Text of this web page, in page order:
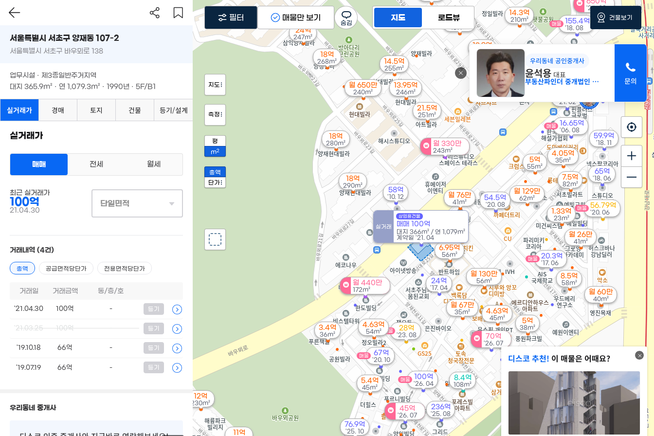
'26. 08
20.3억
'17. 06
매물
70억
'26. 07
1.33억
23m²
45억
'26. 07
67억
'20. 10
매물
월 26만
41m²
월 130만
56m²
16.65억
'06. 08
매물
100억
'26. 04
매물
28억
'23. 08
매물
월 440만
172m²
월 129만
62m²
155.4억
'18. 08
매물
5억
38m²
월 330만
243m²
월 76만
41m²
월 67만
35m²
6.95억
56m²
76.9억
'25. 10
236억
'25. 08
4.63억
54m²
7.5억
82m²
'21. 02
월 60만
40m²
3.4억
36m²
5.4억
45m²
56.79억
'20. 06
매물
24억
247m²
5억
55m²
4.05억
35m²
14.5억
255m²
13.9억
144m²
실거래
상업용건물
매매 100억
대지 366m² / 연 1,079m²
계약일 '21. 04
21.5억
251m²
4.63억
45m²
8.5억
58m²
15.47억
54.5억
'20. 08
14.3억
210m²
8.4억
108m²
59.9억
'18. 11
12억
230m²
65억
'18. 06
18억
268m²
13.95억
246m²
월 650만
240m²
24억
'17. 04
18억
280m²
11억
58억
'10. 12
18억
290m²
디스코 추천! 이 매물은 어때요?
우리동네 공인중개사
윤석용 대표
부동산파인더 중개법인 (주)
지도 로드뷰
지도
측정
평
m2
총액
단가
필터 매물만 보기 건물보기
서울특별시 서초구 양재동 107-2
서울특별시 서초구 바우뫼로 138
업무시설 · 제3종일반주거지역
대지 365.9m² · 연 1,079.3m² · 1990년 · 5F/B1
실거래가 경매 토지 건물 등기/설계
실거래가
매매 전세 월세
최근 실거래가
100억
21.04.30
단일면적
거래내역 (4건)
총액 공급면적당단가 전용면적당단가
거래일 거래금액 동/층/호
'21.04.30 100억 - 등기
'21.03.25 100억 - 등기
'19.10.18 66억 - 등기
'19.07.19 66억 - 등기
우리동네 중개사